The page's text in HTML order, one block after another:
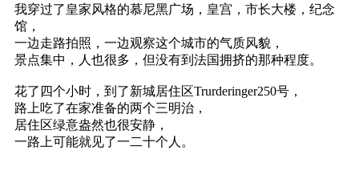
我穿过了皇家风格的慕尼黑广场，皇宫，市长大楼，纪念
馆，
一边走路拍照，一边观察这个城市的气质风貌，
景点集中，人也很多，但没有到法国拥挤的那种程度。
花了四个小时，到了新城居住区Trurderinger250号，
路上吃了在家准备的两个三明治，
居住区绿意盎然也很安静，
一路上可能就见了一二十个人。